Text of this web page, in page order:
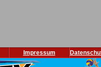
Impressum